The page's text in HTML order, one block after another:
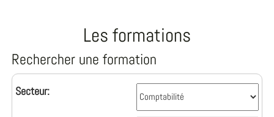
Les formations
Rechercher une formation
Secteur: